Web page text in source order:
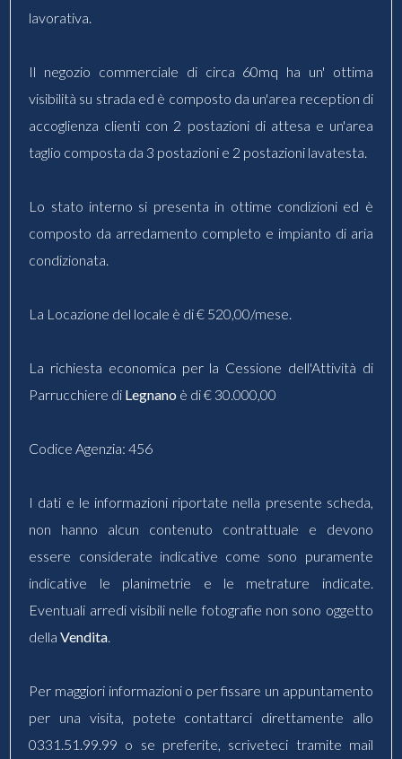
lavorativa.
Il negozio commerciale di circa 60mq ha un' ottima
visibilità su strada ed è composto da un'area reception di
accoglienza clienti con 2 postazioni di attesa e un'area
taglio composta da 3 postazioni e 2 postazioni lavatesta.
Lo stato interno si presenta in ottime condizioni ed è
composto da arredamento completo e impianto di aria
condizionata.
La Locazione del locale è di € 520,00/mese.
La richiesta economica per la Cessione dell'Attività di
Parrucchiere di Legnano è di € 30.000,00
Codice Agenzia: 456
I dati e le informazioni riportate nella presente scheda,
non hanno alcun contenuto contrattuale e devono
essere considerate indicative come sono puramente
indicative le planimetrie e le metrature indicate.
Eventuali arredi visibili nelle fotografie non sono oggetto
dellaVendita.
Per maggiori informazioni o per fissare un appuntamento
per una visita, potete contattarci direttamente allo
0331.51.99.99 o se preferite, scriveteci tramite mail